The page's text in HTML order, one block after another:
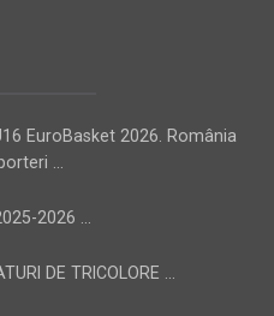
EuroBasket 2026. România
...
2026 ...
DE TRICOLORE ...